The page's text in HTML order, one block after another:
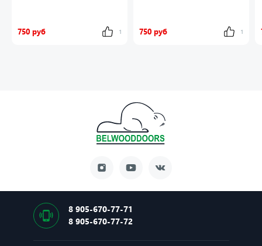
750 руб 1 750 руб 1
8 905-670-77-71
8 905-670-77-72